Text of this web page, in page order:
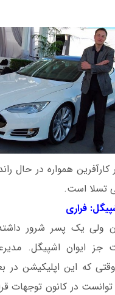
کارآفرین همواره در حال
تسلا است.
ولی یک پسر شرور
ایوان اشپیگل.
که این اپلیکیشن در
در کانون توجهات